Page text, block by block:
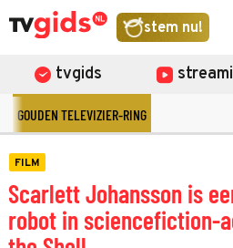
stem nu!
tvgids
GOUDEN TELEVIZIER-RING
FILM
Scarlett Johansson is
robot in sciencefiction-